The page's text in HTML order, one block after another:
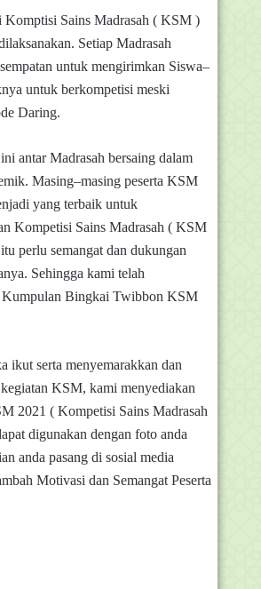
Komptisi Sains Madrasah ( KSM )
Setiap Madrasah
untuk mengirimkan Siswa–
untuk berkompetisi meski
Daring.
antar Madrasah bersaing dalam
Masing–masing peserta KSM
yang terbaik untuk
Kompetisi Sains Madrasah ( KSM
perlu semangat dan dukungan
Sehingga kami telah
Kumpulan Bingkai Twibbon KSM
ikut serta menyemarakkan dan
KSM, kami menyediakan
2021 ( Kompetisi Sains Madrasah
digunakan dengan foto anda
anda pasang di sosial media
Motivasi dan Semangat Peserta